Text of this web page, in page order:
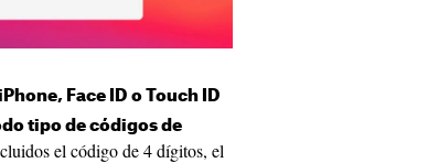
Face ID o Touch ID
tipo de códigos de
el código de 4 dígitos, el